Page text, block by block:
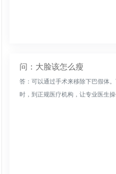
问：大脸该怎么瘦
答：可以通过手术来移除下巴假体
时，到正规医疗机构，让专业医生